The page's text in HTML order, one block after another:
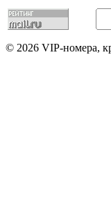
© 2026 VIP-номера,